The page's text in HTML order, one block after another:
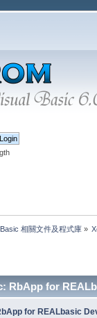
相關文件及程式庫»
RbApp for
for REALbasic